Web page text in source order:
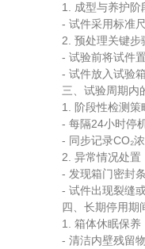
1. 成型与养护阶
- 试件采用标准尺
2. 预处理关键步
- 试验前将试件置
- 试件放入试验箱
三、试验周期内
1. 阶段性检测策
- 每隔24小时停机
- 同步记录CO₂浓
2. 异常情况处置
- 发现箱门密封条
- 试件出现裂缝或
四、长期停用期
1. 箱体休眠保养
- 清洁内壁残留物